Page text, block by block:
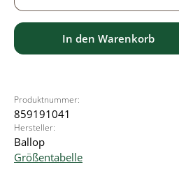
In den Warenkorb
Produktnummer:
859191041
Hersteller:
Ballop
Größentabelle